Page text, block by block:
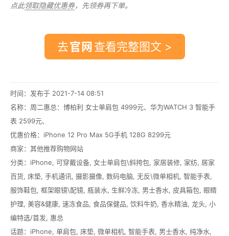
点此领取隐藏优惠券，先领券再下单。
去 查看完整图文 >
时间：发布于 2021-7-14 08:51
名称： 周二惠总：博柏利 女士单肩包 4999元、华为WATCH 3 智能手
表 2599元、
优惠价格： iPhone 12 Pro Max 5G手机 128G 8299元
商家：其他推荐购物网站
分类： iPhone, 可穿戴设备, 女士单肩包\斜挎包, 家居装修, 家纺, 居家
百货, 床垫, 手机通讯, 摄影摄像, 数码电脑, 无反\微单相机, 智能手表,
服饰鞋包, 框架眼镜\配镜, 瓶装水, 生鲜冷冻, 男士香水, 皮具箱包, 眼睛
护理, 美容&健康, 速冻食品, 食品保健品, 饮料牛奶, 香水精油, 龙头, 小
编特选/首发, 惠总
话题： iPhone, 单肩包, 床垫, 微单相机, 智能手表, 男士香水, 纯净水,